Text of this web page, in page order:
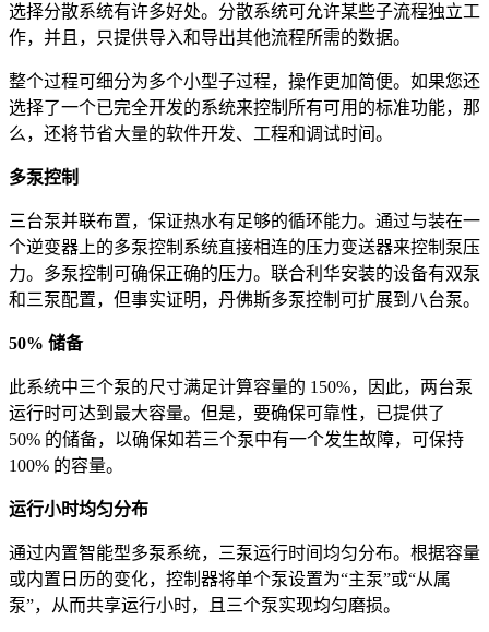
选择分散系统有许多好处。分散系统可允许某些子流程独立工
作，并且，只提供导入和导出其他流程所需的数据。
整个过程可细分为多个小型子过程，操作更加简便。如果您还
选择了一个已完全开发的系统来控制所有可用的标准功能，那
么，还将节省大量的软件开发、工程和调试时间。
多泵控制
三台泵并联布置，保证热水有足够的循环能力。通过与装在一
个逆变器上的多泵控制系统直接相连的压力变送器来控制泵压
力。多泵控制可确保正确的压力。联合利华安装的设备有双泵
和三泵配置，但事实证明，丹佛斯多泵控制可扩展到八台泵。
50% 储备
此系统中三个泵的尺寸满足计算容量的 150%，因此，两台泵
运行时可达到最大容量。但是，要确保可靠性，已提供了
50% 的储备，以确保如若三个泵中有一个发生故障，可保持
100% 的容量。
运行小时均匀分布
通过内置智能型多泵系统，三泵运行时间均匀分布。根据容量
或内置日历的变化，控制器将单个泵设置为“主泵”或“从属
泵”，从而共享运行小时，且三个泵实现均匀磨损。